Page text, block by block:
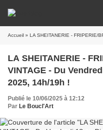
Accueil » LA SHEITANERIE - FRIPERIE/BROCANTE
LA SHEITANERIE -
VINTAGE - Du
2025, 14h/19h !
Publié le 10/06/2025 à 12:12
Par Le Boucl'Art